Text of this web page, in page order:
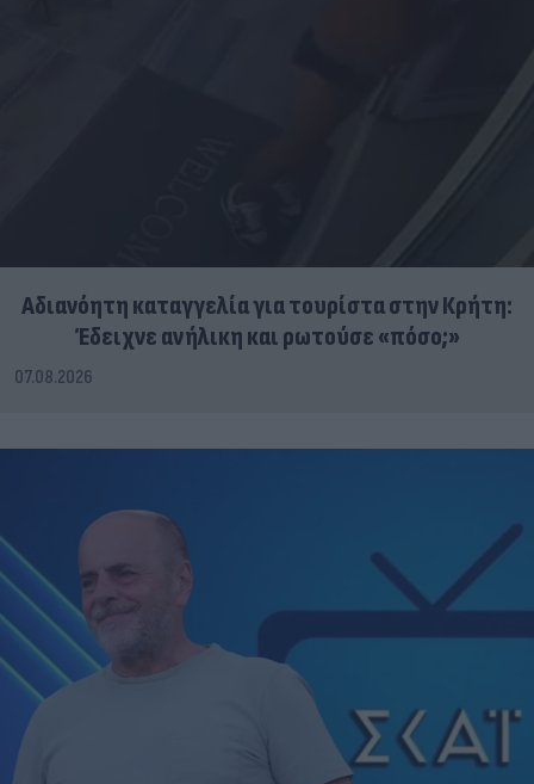
Αδιανόητη καταγγελία για τουρίστα στην Κρήτη:
Έδειχνε ανήλικη και ρωτούσε «πόσο;»
07.08.2026